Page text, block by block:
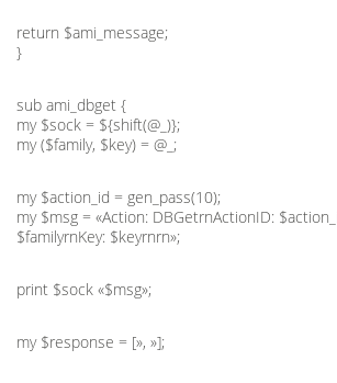
return $ami_message;
}
sub ami_dbget {
my $sock = ${shift(@_)};
my ($family, $key) = @_;
my $action_id = gen_pass(10);
my $msg = «Action: DBGetrnActionID:
$familyrnKey: $keyrnrn»;
print $sock «$msg»;
my $response = [», »];